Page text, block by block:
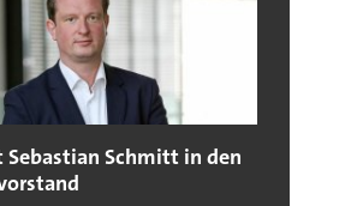
Sebastian Schmitt in den